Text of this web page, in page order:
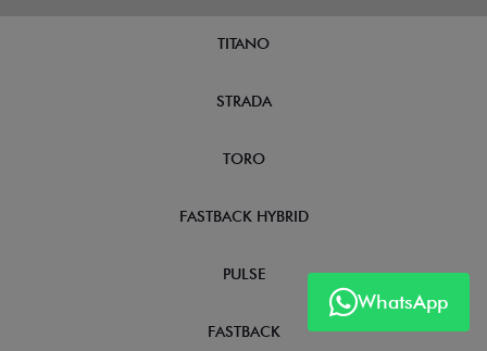
WhatsApp
TITANO
STRADA
TORO
FASTBACK HYBRID
PULSE
FASTBACK